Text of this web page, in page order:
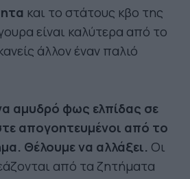
και το στάτους κβο της
είναι καλύτερα από το
άλλον έναν παλιό
αμυδρό φως ελπίδας σε
απογοητευμένοι από το
Θέλουμε να αλλάξει. Οι
από τα ζητήματα